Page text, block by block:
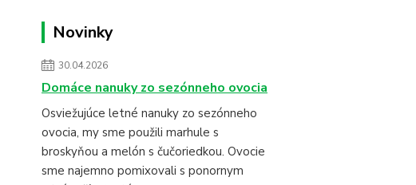
Novinky
30.04.2026
Domáce nanuky zo sezónneho ovocia
Osviežujúce letné nanuky zo sezónneho
ovocia, my sme použili marhule s
broskyňou a melón s čučoriedkou. Ovocie
sme najemno pomixovali s ponornym